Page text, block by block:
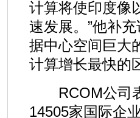
计算将使印度像
速发展。”他补
据中心空间巨大
计算增长最快的
RCOM公司表
14505家国际企